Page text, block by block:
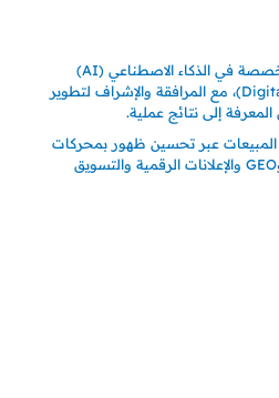
🎓 تدريب عملي واستشارات متخصصة في الذكاء الاصطناعي (AI)
والتسويق الرقمي (Digital Marketing)، مع المرافقة والإشراف لتطوير
إلى نتائج عملية.
المبيعات عبر تحسين ظهور بمحركات
الذكاء الاصطناعي وجوجل SEO وGEO والإعلانات الرقمية والتسويق